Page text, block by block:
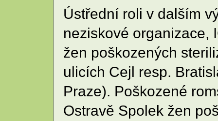
Ústřední roli v dalším
neziskové organizace,
žen poškozených
ulicích Cejl resp.
Praze). Poškozené
Ostravě Spolek žen